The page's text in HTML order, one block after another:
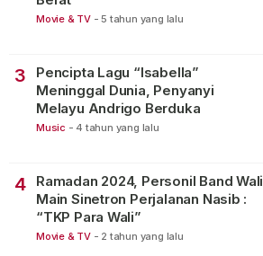
Movie & TV - 5 tahun yang lalu
3
Pencipta Lagu “Isabella”
Meninggal Dunia, Penyanyi
Melayu Andrigo Berduka
Music - 4 tahun yang lalu
4
Ramadan 2024, Personil Band Wali
Main Sinetron Perjalanan Nasib :
“TKP Para Wali”
Movie & TV - 2 tahun yang lalu